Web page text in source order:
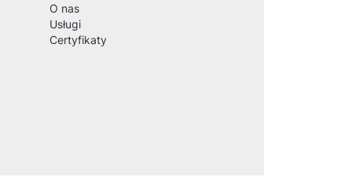
O nas
Usługi
Certyfikaty